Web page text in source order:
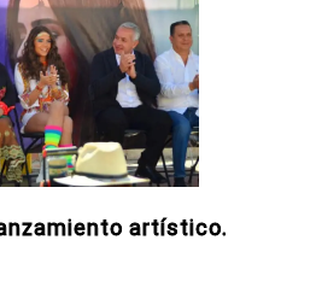
artístico.